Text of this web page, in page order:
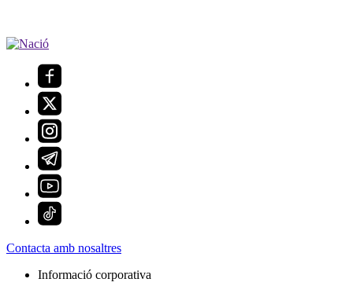
Contacta amb nosaltres
Informació corporativa